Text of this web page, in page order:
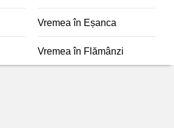
Vremea în Eșanca
Vremea în Flămânzi